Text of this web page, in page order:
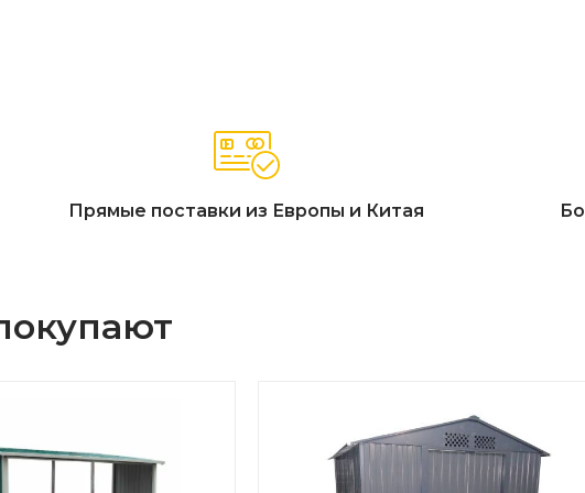
покраске, не выцветает, не боится влаги и снега
прочность при том же количестве пластика в 2 раза, армированный
м
с оптимальным весом
подготовки, лёгок в транспортировке и перемещении по
считанные минуты.
Прямые поставки из Европы и Китая